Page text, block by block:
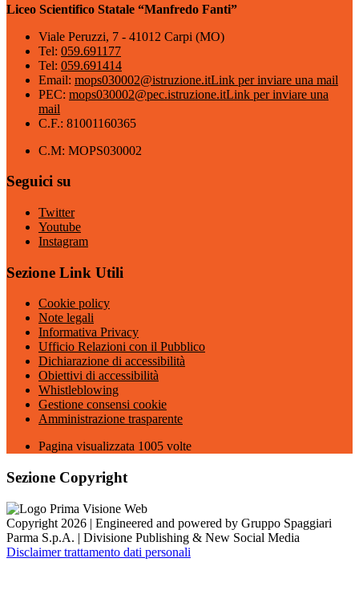
Liceo Scientifico Statale “Manfredo Fanti”
Viale Peruzzi, 7 - 41012 Carpi (MO)
Tel: 059.691177
Tel: 059.691414
Email: mops030002@istruzione.itLink per inviare una mail
PEC: mops030002@pec.istruzione.itLink per inviare una
mail
C.F.: 81001160365
C.M: MOPS030002
Seguici su
Twitter
Youtube
Instagram
Sezione Link Utili
Cookie policy
Note legali
Informativa Privacy
Ufficio Relazioni con il Pubblico
Dichiarazione di accessibilità
Obiettivi di accessibilità
Whistleblowing
Gestione consensi cookie
Amministrazione trasparente
Pagina visualizzata 1005 volte
Sezione Copyright
Copyright 2026 | Engineered and powered by Gruppo Spaggiari
Parma S.p.A. | Divisione Publishing & New Social Media
Disclaimer trattamento dati personali